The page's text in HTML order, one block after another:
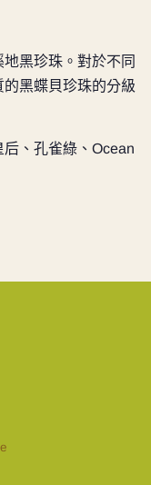
黑珍珠。對於不同
黑蝶貝珍珠的分級
、孔雀綠、Ocean